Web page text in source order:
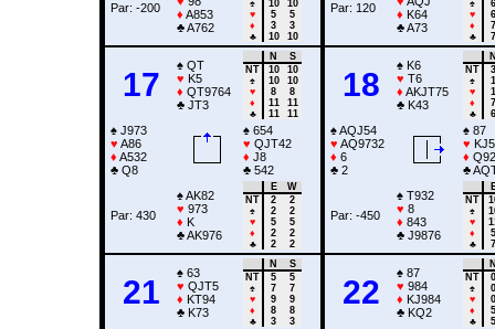
Par: -200
♦ A853
♣A762
♠
10
10
♥
5
5
♦
3
3
♣
10 10
Par: 120
♦ K64
♣A73
♠
6
♥
6
♦
7
♣
7
17
♠ QT
♥ K5
♦ QT9764
♣ JT3
N
S
NT
10
10
♠
10
10
♥
8
8
♦
11
11
♣
11 11
♠ J973
♥ A86
♦ A532
♣ Q8
♠ 654
♥ QJT42
♦ J8
♣ 542
Par: 430
♠AK82
♥ 973
♦ K
♣AK976
E
W
NT
2
2
♠
2
2
♥
5
5
♦
2
2
♣
2 2
18
♠ K6
♥ T6
♦ AKJT75
♣ K43
NT
3
♠
1
♥
1
♦
7
♣
6
♠AQJ54
♥ AQ9732
♦ 6
♣ 2
♠ 87
♥
♦ Q92
♣
Par: -450
♠ T932
♥ 8
♦ 843
♣ J9876
NT
♠
♥
♦
5
♣
7
21
♠ 63
♥ QJT5
♦ KT94
♣ K73
N
S
NT
5
5
♠
7
7
♥
9
9
♦
8
8
♣
3 3
22
♠ 87
♥ 984
♦ KJ984
♣ KQ2
NT
0
♠
0
♥
0
♦
5
♣
5